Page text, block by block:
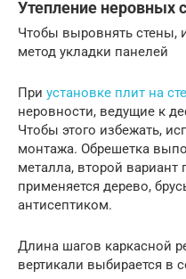
Утепление неровных
Чтобы выровнять стены,
метод укладки панелей
При установке плит на
неровности, ведущие к
Чтобы этого избежать,
монтажа. Обрешетка
металла, второй вариант
применяется дерево,
антисептиком.
Длина шагов каркасной
вертикали выбирается в